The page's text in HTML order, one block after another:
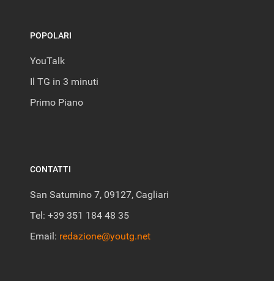
POPOLARI
YouTalk
Il TG in 3 minuti
Primo Piano
CONTATTI
San Saturnino 7, 09127, Cagliari
Tel: +39 351 184 48 35
Email: redazione@youtg.net